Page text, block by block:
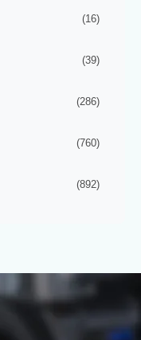
(16)
(39)
(286)
(760)
(892)